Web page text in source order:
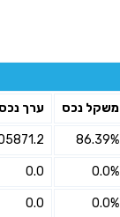
משקל נכס ערך נכס
86.39%
0.0%
0.0
0.0%
0.0